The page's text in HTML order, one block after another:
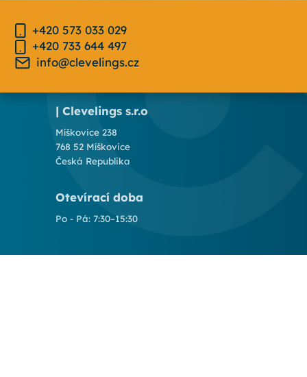
+420 573 033 029
+420 733 644 497
info@clevelings.cz
| Clevelings s.r.o
Míškovice 238
768 52 Míškovice
Česká Republika
Otevírací doba
Po - Pá: 7:30–15:30